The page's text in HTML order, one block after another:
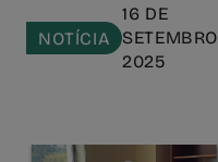
NOTÍCIA
16 DE
SETEMBRO
2025